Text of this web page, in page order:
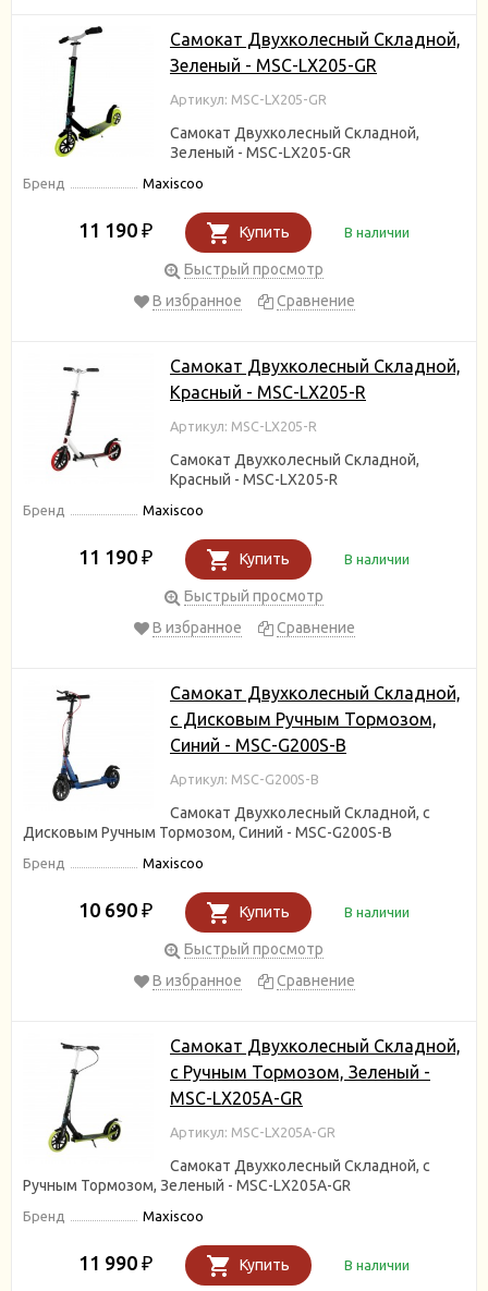
Самокат Двухколесный Складной,
Зеленый - MSC-LX205-GR
Артикул: MSC-LX205-GR
Самокат Двухколесный Складной,
Зеленый - MSC-LX205-GR
Бренд Maxiscoo
11 190 ₽ Купить В наличии
Быстрый просмотр
В избранное
Сравнение
Самокат Двухколесный Складной,
Красный - MSC-LX205-R
Артикул: MSC-LX205-R
Самокат Двухколесный Складной,
Красный - MSC-LX205-R
Бренд Maxiscoo
11 190 ₽ Купить В наличии
Быстрый просмотр
В избранное
Сравнение
Самокат Двухколесный Складной,
с Дисковым Ручным Тормозом,
Синий - MSC-G200S-B
Артикул: MSC-G200S-B
Самокат Двухколесный Складной, с
Дисковым Ручным Тормозом, Синий - MSC-G200S-B
Бренд Maxiscoo
10 690 ₽ Купить В наличии
Быстрый просмотр
В избранное
Сравнение
Самокат Двухколесный Складной,
с Ручным Тормозом, Зеленый -
MSC-LX205A-GR
Артикул: MSC-LX205A-GR
Самокат Двухколесный Складной, с
Ручным Тормозом, Зеленый - MSC-LX205A-GR
Бренд Maxiscoo
11 990 ₽ Купить В наличии